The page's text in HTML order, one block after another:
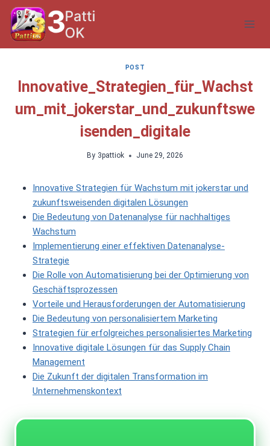
Skip
content
POST
Innovative_Strategien_für_Wachst
um_mit_jokerstar_und_zukunftswe
isenden_digitale
By 3pattiok June 29, 2026
Innovative Strategien für Wachstum mit jokerstar und
zukunftsweisenden digitalen Lösungen
Die Bedeutung von Datenanalyse für nachhaltiges
Wachstum
Implementierung einer effektiven Datenanalyse-
Strategie
Die Rolle von Automatisierung bei der Optimierung von
Geschäftsprozessen
Vorteile und Herausforderungen der Automatisierung
Die Bedeutung von personalisiertem Marketing
Strategien für erfolgreiches personalisiertes Marketing
Innovative digitale Lösungen für das Supply Chain
Management
Die Zukunft der digitalen Transformation im
Unternehmenskontext